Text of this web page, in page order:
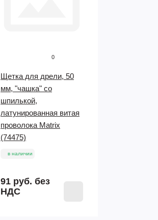
0
Щетка для дрели, 50
мм, "чашка" со
шпилькой,
латунированная витая
проволока Matrix
(74475)
в наличии
91 руб. без
НДС